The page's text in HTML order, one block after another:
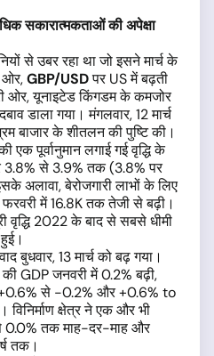
सकारात्मकताओंकीअपेक्षा
से उबर रहा था जो इसने मार्च के
ओर,GBP/USDपर US में बढ़ती
ओर, यूनाइटेड किंगडम के कमजोर
डाला गया। मंगलवार, 12मार्च
बाजार के शीतलन की पुष्टि की।
एक पूर्वानुमान लगाई गई वृद्धि के
3.8% से 3.9% तक(3.8% पर
अलावा, बेरोजगारी लाभों के लिए
फरवरी में 16.8K तक तेजी से बढ़ी।
वृद्धि 2022के बाद से सबसे धीमी
बुधवार, 13 मार्च को बढ़ गया।
GDP जनवरी में 0.2% बढ़ी,
+0.6% से -0.2% और +0.6% to
विनिर्माण क्षेत्र ने एक और भी
0.0% तक माह-दर-माह और
तक।